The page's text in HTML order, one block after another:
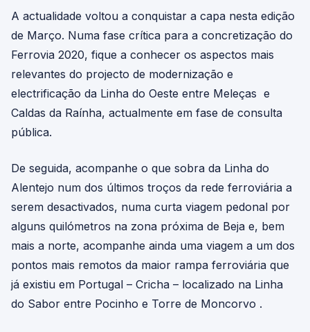
A actualidade voltou a conquistar a capa nesta edição
de Março. Numa fase crítica para a concretização do
Ferrovia 2020, fique a conhecer os aspectos mais
relevantes do projecto de modernização e
electrificação da Linha do Oeste entre Meleças e
Caldas da Raínha, actualmente em fase de consulta
pública.
De seguida, acompanhe o que sobra da Linha do
Alentejo num dos últimos troços da rede ferroviária a
serem desactivados, numa curta viagem pedonal por
alguns quilómetros na zona próxima de Beja e, bem
mais a norte, acompanhe ainda uma viagem a um dos
pontos mais remotos da maior rampa ferroviária que
já existiu em Portugal – Cricha – localizado na Linha
do Sabor entre Pocinho e Torre de Moncorvo .